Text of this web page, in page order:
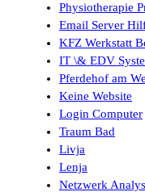
Physiotherapie
Email Server
KFZ Werkstatt
IT \& EDV
Pferdehof am
Keine Website
Login Computer
Traum Bad
Livja
Lenja
Netzwerk